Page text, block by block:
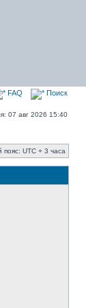
FAQ Поиск
07 авг 2026 15:40
пояс: UTC + 3 часа